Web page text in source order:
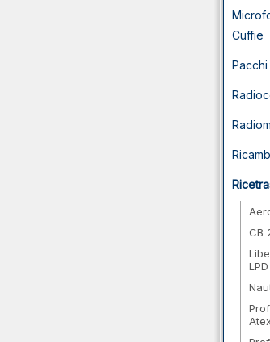
Cuffie
CB
LPD